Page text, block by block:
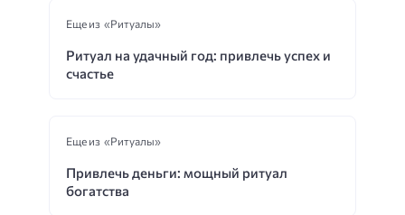
Еще из «Ритуалы»
Ритуал на удачный год: привлечь успех и
счастье
Еще из «Ритуалы»
Привлечь деньги: мощный ритуал
богатства